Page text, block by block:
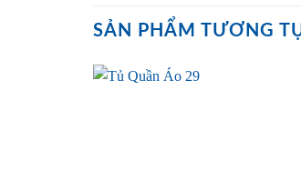
SẢN PHẨM TƯƠNG